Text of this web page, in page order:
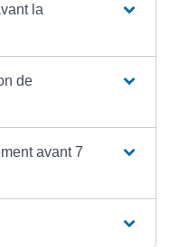
la
de
avant 7